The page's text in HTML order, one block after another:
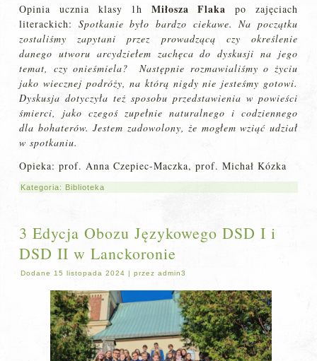
Opinia ucznia klasy 1h Miłosza Flaka po zajęciach
literackich: Spotkanie było bardzo ciekawe. Na początku
zostaliśmy zapytani przez prowadzącą czy określenie
danego utworu arcydziełem zachęca do dyskusji na jego
temat, czy onieśmiela? Następnie rozmawialiśmy o życiu
jako wiecznej podróży, na którą nigdy nie jesteśmy gotowi.
Dyskusja dotyczyła też sposobu przedstawienia w powieści
śmierci, jako czegoś zupełnie naturalnego i codziennego
dla bohaterów. Jestem zadowolony, że mogłem wziąć udział
w spotkaniu.
Opieka: prof. Anna Czepiec-Maczka, prof. Michał Kózka
Kategoria: Biblioteka
3 Edycja Obozu Językowego DSD I i
DSD II w Lanckoronie
Dodane 15 listopada 2024 |przez admin3